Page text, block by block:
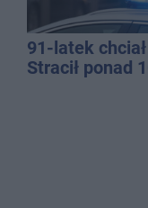
91-latek
Stracił ponad